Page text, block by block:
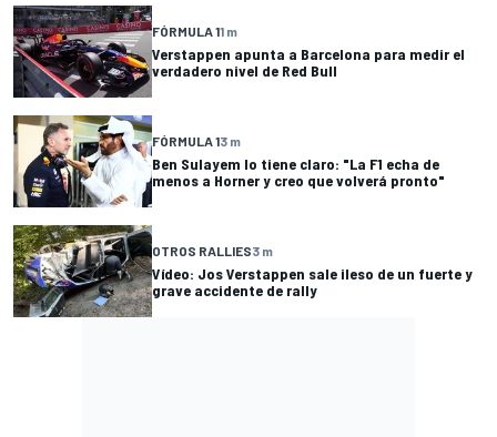
FÓRMULA 11 m
Verstappen apunta a Barcelona para medir el
verdadero nivel de Red Bull
FÓRMULA 13 m
Ben Sulayem lo tiene claro: "La F1 echa de
menos a Horner y creo que volverá pronto"
OTROS RALLIES3 m
Vídeo: Jos Verstappen sale ileso de un fuerte y
grave accidente de rally